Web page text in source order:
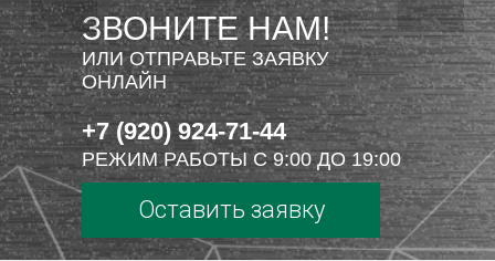
ЗВОНИТЕ НАМ!
ИЛИ ОТПРАВЬТЕ ЗАЯВКУ
ОНЛАЙН
+7 (920) 924-71-44
РЕЖИМ РАБОТЫ С 9:00 ДО 19:00
Оставить заявку